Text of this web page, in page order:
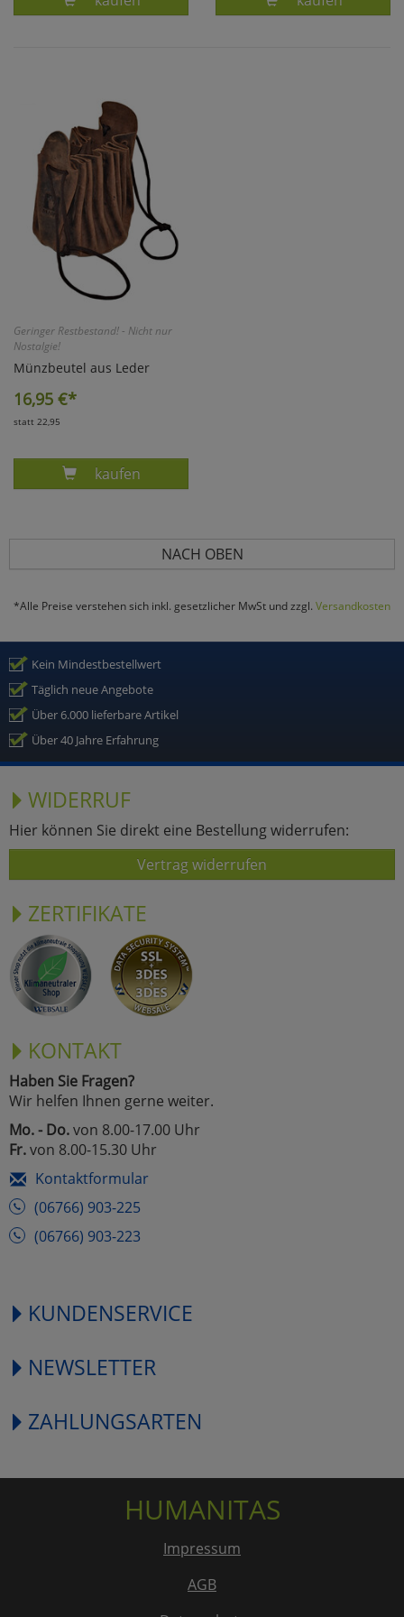
Geringer Restbestand! - Nicht nur
Nostalgie!
Münzbeutel aus Leder
16,95 €*
statt 22,95
Produkt MÜNZBEUTEL
kaufen
NACH OBEN
*Alle Preise verstehen sich inkl. gesetzlicher MwSt und zzgl. Versandkosten
Kein Mindestbestellwert
Täglich neue Angebote
Über 6.000 lieferbare Artikel
Über 40 Jahre Erfahrung
WIDERRUF
Hier können Sie direkt eine Bestellung widerrufen:
Vertrag widerrufen
ZERTIFIKATE
KONTAKT
Haben Sie Fragen?
Wir helfen Ihnen gerne weiter.
Mo. - Do.von 8.00-17.00 Uhr
Fr.von 8.00-15.30 Uhr
Kontaktformular
(06766) 903-225
(06766) 903-223
KUNDENSERVICE
NEWSLETTER
ZAHLUNGSARTEN
HUMANITAS
Impressum
AGB